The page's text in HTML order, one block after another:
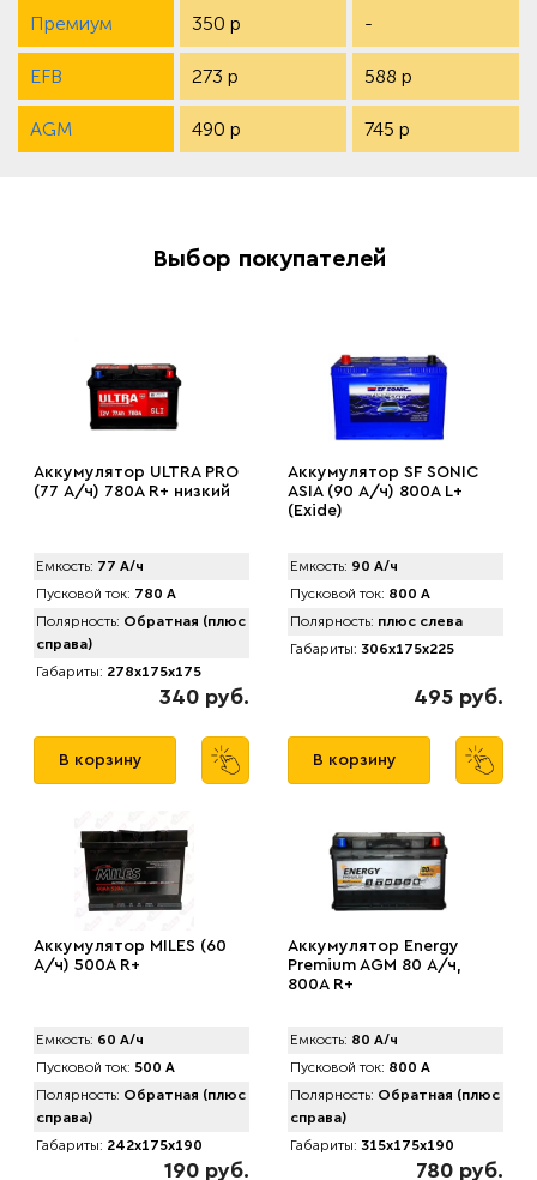
Премиум 350 р -
EFB 273 р 588 р
AGM 490 р 745 р
Выбор покупателей
Аккумулятор ULTRA PRO
(77 А/ч) 780A R+ низкий
Емкость: 77 А/ч
Пусковой ток: 780 А
Полярность: Обратная (плюс
справа)
Габариты: 278x175x175
340 руб.
В корзину
Аккумулятор SF SONIC
ASIA (90 А/ч) 800A L+
(Exide)
Емкость: 90 А/ч
Пусковой ток: 800 А
Полярность: плюс слева
Габариты: 306x175x225
495 руб.
В корзину
Аккумулятор MILES (60
А/ч) 500A R+
Емкость: 60 А/ч
Пусковой ток: 500 А
Полярность: Обратная (плюс
справа)
Габариты: 242x175x190
190 руб.
Аккумулятор Energy
Premium AGM 80 А/ч,
800A R+
Емкость: 80 А/ч
Пусковой ток: 800 А
Полярность: Обратная (плюс
справа)
Габариты: 315x175x190
780 руб.